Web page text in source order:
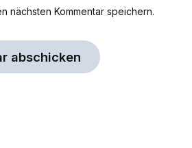
nächsten Kommentar speichern.